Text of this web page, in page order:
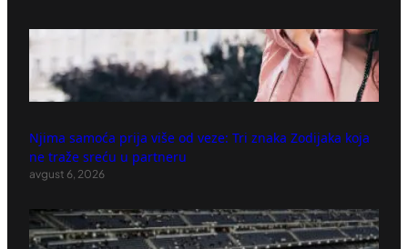
Njima samoća prija više od veze: Tri znaka Zodijaka koja
ne traže sreću u partneru
avgust 6, 2026